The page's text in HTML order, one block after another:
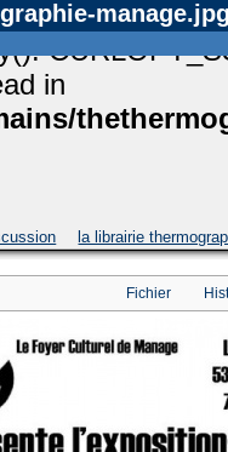
in
la librairie
Fichier